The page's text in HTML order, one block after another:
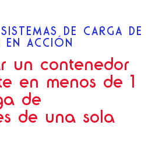
DE CARGA DE
EN ACCIÓN
un contenedor
en menos de 1
de
de una sola